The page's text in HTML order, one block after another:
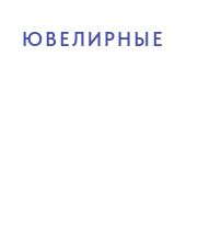
ЮВЕЛИРНЫЕ